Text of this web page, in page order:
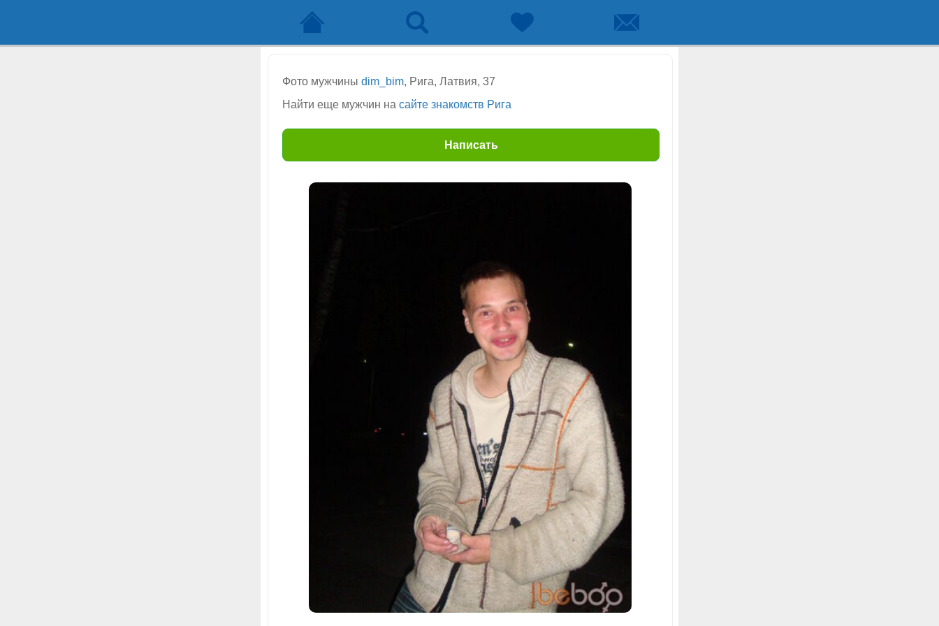
Фото мужчины dim_bim, Рига, Латвия, 37
Найти еще мужчин на сайте знакомств Рига
Написать